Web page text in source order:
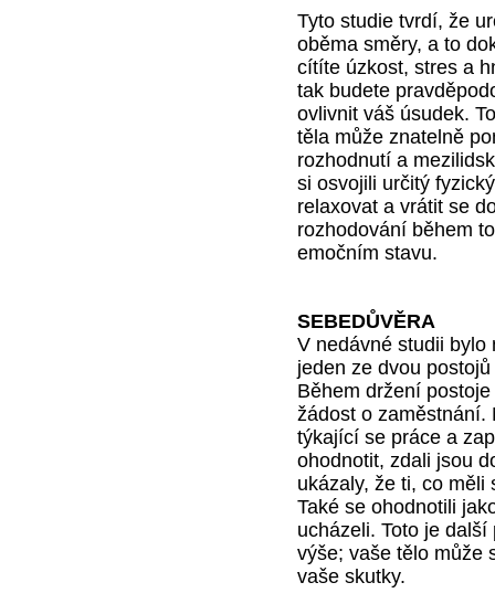
Tyto studie tvrdí, že
oběma směry, a to
cítíte úzkost, stres a
tak budete
ovlivnit váš úsudek.
těla může znatelně
rozhodnutí a
si osvojili určitý
relaxovat a vrátit se
rozhodování během
emočním stavu.
SEBEDŮVĚRA
V nedávné studii bylo
jeden ze dvou
Během držení
žádost o zaměstnání.
týkající se práce a
ohodnotit, zdali jsou
ukázaly, že ti, co měli
Také se ohodnotili
ucházeli. Toto je
výše; vaše tělo může
vaše skutky.